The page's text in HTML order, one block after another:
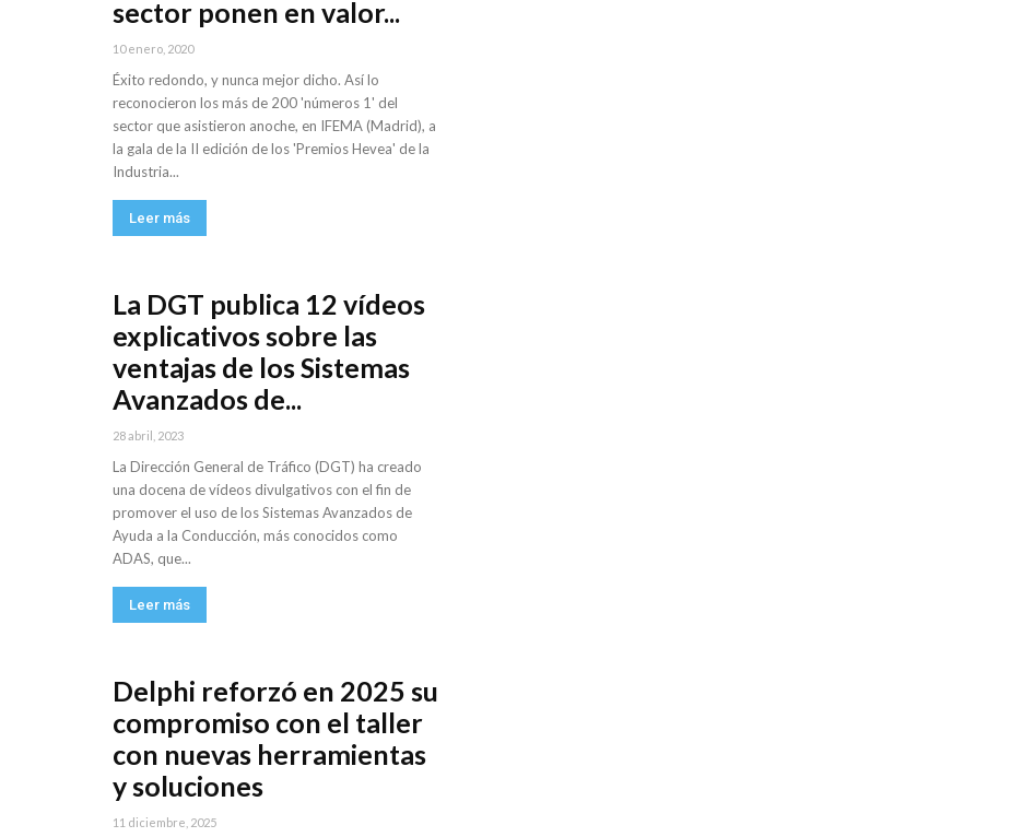
sector ponen en valor...
10 enero, 2020
Éxito redondo, y nunca mejor dicho. Así lo
reconocieron los más de 200 'números 1' del
sector que asistieron anoche, en IFEMA (Madrid), a
la gala de la II edición de los 'Premios Hevea' de la
Industria...
Leer más
La DGT publica 12 vídeos
explicativos sobre las
ventajas de los Sistemas
Avanzados de...
28 abril, 2023
La Dirección General de Tráfico (DGT) ha creado
una docena de vídeos divulgativos con el fin de
promover el uso de los Sistemas Avanzados de
Ayuda a la Conducción, más conocidos como
ADAS, que...
Leer más
Delphi reforzó en 2025 su
compromiso con el taller
con nuevas herramientas
y soluciones
11 diciembre, 2025